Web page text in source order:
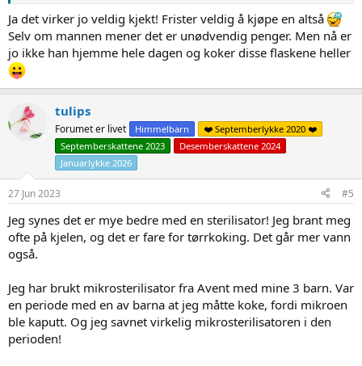
Ja det virker jo veldig kjekt! Frister veldig å kjøpe en altså
Selv om mannen mener det er unødvendig penger. Men nå er
jo ikke han hjemme hele dagen og koker disse flaskene heller
tulips
Forumet er livet Himmelbarn
❤️ Septemberlykke 2020 ❤️
Septemberskattene 2023
Desemberskattene 2024
Januarlykke 2026
27 Jun 2023 #5
Jeg synes det er mye bedre med en sterilisator! Jeg brant meg
ofte på kjelen, og det er fare for tørrkoking. Det går mer vann
også.
Jeg har brukt mikrosterilisator fra Avent med mine 3 barn. Var
en periode med en av barna at jeg måtte koke, fordi mikroen
ble kaputt. Og jeg savnet virkelig mikrosterilisatoren i den
perioden!